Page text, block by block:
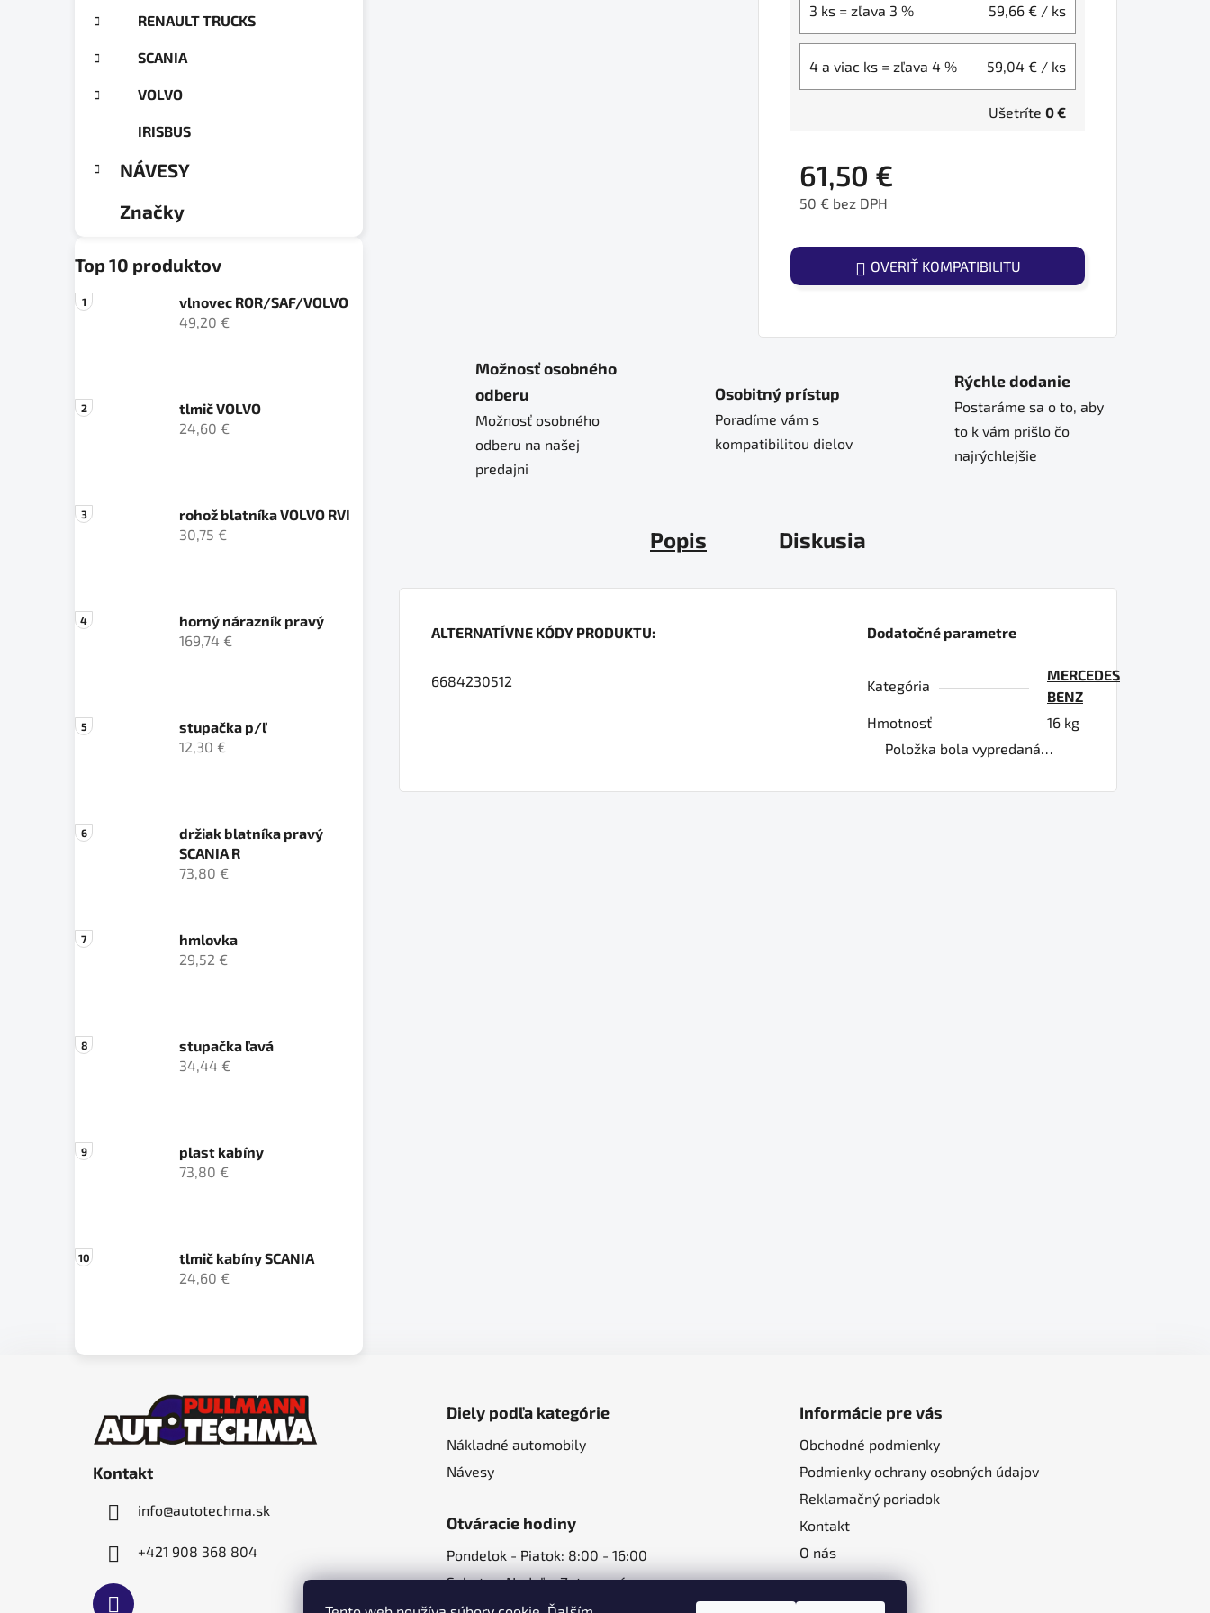
RENAULT TRUCKS
SCANIA
VOLVO
IRISBUS
NÁVESY
Značky
Top 10 produktov
vlnovec ROR/SAF/VOLVO
49,20 €
tlmič VOLVO
24,60 €
rohož blatníka VOLVO RVI
30,75 €
horný nárazník pravý
169,74 €
stupačka p/ľ
12,30 €
držiak blatníka pravý
SCANIA R
73,80 €
hmlovka
29,52 €
stupačka ľavá
34,44 €
plast kabíny
73,80 €
tlmič kabíny SCANIA
24,60 €
3 ks = zľava 3 % 59,66 € / ks
4 a viac ks = zľava 4 % 59,04 € / ks
Ušetríte 0 €
61,50 €
50 € bez DPH
OVERIŤ KOMPATIBILITU
Možnosť osobného
odberu
Možnosť osobného
odberu na našej
predajni
Osobitný prístup
Poradíme vám s
kompatibilitou dielov
Rýchle dodanie
Postaráme sa o to, aby
to k vám prišlo čo
najrýchlejšie
Popis Diskusia
ALTERNATÍVNE KÓDY PRODUKTU:
6684230512
Dodatočné parametre
Kategória
MERCEDES
BENZ
Hmotnosť
16 kg
Položka bola vypredaná…
Kontakt
info@autotechma.sk
+421 908 368 804
Diely podľa kategórie
Nákladné automobily
Návesy
Otváracie hodiny
Pondelok - Piatok: 8:00 - 16:00
Sobota - Nedeľa: Zatvorené
Informácie pre vás
Obchodné podmienky
Podmienky ochrany osobných údajov
Reklamačný poriadok
Kontakt
O nás